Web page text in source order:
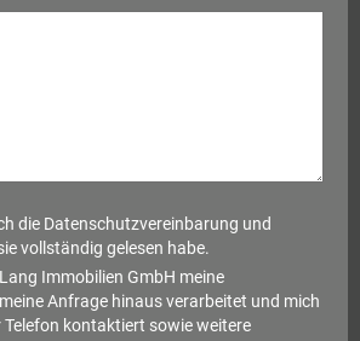
die Datenschutzvereinbarung und
vollständig gelesen habe.
Immobilien GmbH meine
Anfrage hinaus verarbeitet und mich
Telefon kontaktiert sowie weitere